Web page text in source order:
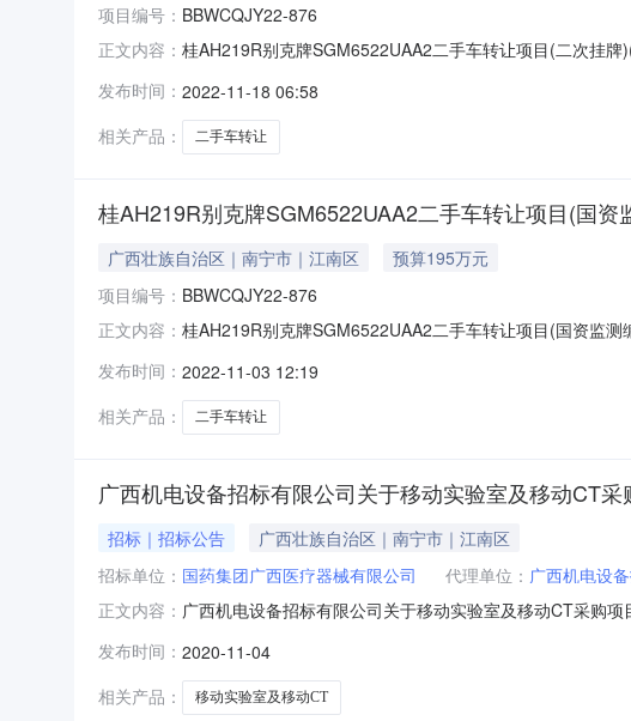
项目编号： BBWCQJY22-876
正文内容： 桂AH219R别克牌SGM6522UAA2二手车转让项目(二次挂
挂牌。标的概况基本属性车牌号桂AH219R注册日期2018-
发布时间： 2022-11-18 06:58
相关产品：
二手车转让
桂AH219R别克牌SGM6522UAA2二手车转让项目(国资
广西壮族自治区｜南宁市｜江南区
预算195万元
项目编号： BBWCQJY22-876
正文内容： 桂AH219R别克牌SGM6522UAA2二手车转让项目(国资监
本属性车牌号桂AH219R注册日期2018-01-19年审期限2022
发布时间： 2022-11-03 12:19
相关产品：
二手车转让
广西机电设备招标有限公司关于移动实验室及移动CT
招标｜招标公告
广西壮族自治区｜南宁市｜江南区
招标单位： 国药集团广西医疗器械有限公司 代理单位： 广西机电设
正文内容： 广西机电设备招标有限公司关于移动实验室及移动CT采购
（￥14,880,000.00）主要标的信息名称移动实验室及移动
发布时间： 2020-11-04
相关产品：
移动实验室及移动CT